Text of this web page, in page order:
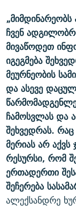
ჩვენ
მივაწოდეთ
იგეგმება
მეურნეობის
და ასევე
ჩამოსვლას და
შეხვედრას. რაც
მერიას არ
რესურსი, რომ
ერთადერთი
შეჩერება
ალექსანდრე